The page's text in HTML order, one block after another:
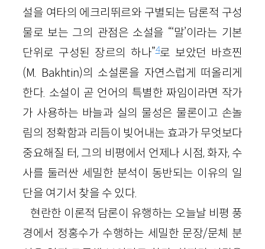
설을 여타의 에크리뛰르와 구별되는 담론적 구성
물로 보는 그의 관점은 소설을 “‘말’이라는 기본
단위로 구성된 장르의 하나”4로 보았던 바흐찐
(M. Bakhtin)의 소설론을 자연스럽게 떠올리게
한다. 소설이 곧 언어의 특별한 짜임이라면 작가
가 사용하는 바늘과 실의 물성은 물론이고 손놀
림의 정확함과 리듬이 빚어내는 효과가 무엇보다
중요해질 터, 그의 비평에서 언제나 시점, 화자, 수
사를 둘러싼 세밀한 분석이 동반되는 이유의 일
단을 여기서 찾을 수 있다.
현란한 이론적 담론이 유행하는 오늘날 비평 풍
경에서 정홍수가 수행하는 세밀한 문장/문체 분